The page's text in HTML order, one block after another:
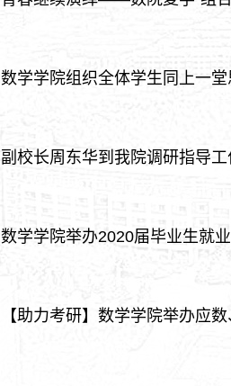
数学学院组织全体学生同上一
副校长周东华到我院调研指导工
数学学院举办2020届毕业生就
【助力考研】数学学院举办应